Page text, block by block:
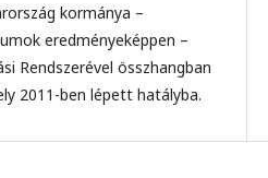
kormánya –
eredményeképpen –
Rendszerével összhangban
2011-ben lépett hatályba.